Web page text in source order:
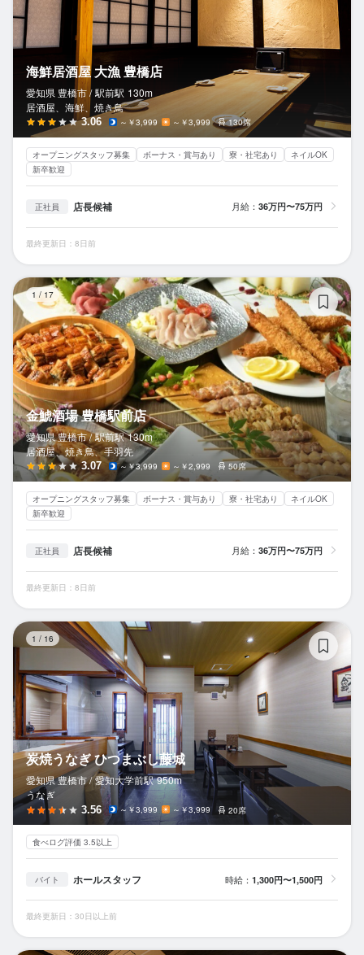
海鮮居酒屋 大漁 豊橋店
愛知県 豊橋市 / 駅前駅 130m
居酒屋、海鮮、焼き鳥
3.06 ～￥3,999 ～￥3,999 130席
オープニングスタッフ募集 ボーナス・賞与あり 寮・社宅あり
ネイルOK
新卒歓迎
正社員 店長候補 月給： 36万円〜75万円
最終更新日：8日前
1 / 17
金鯱酒場 豊橋駅前店
愛知県 豊橋市 / 駅前駅 130m
居酒屋、焼き鳥、手羽先
3.07 ～￥3,999 ～￥2,999 50席
オープニングスタッフ募集 ボーナス・賞与あり 寮・社宅あり
ネイルOK
新卒歓迎
正社員 店長候補 月給： 36万円〜75万円
最終更新日：8日前
1 / 16
炭焼うなぎ ひつまぶし藤城
愛知県 豊橋市 / 愛知大学前駅 950m
うなぎ
3.56 ～￥3,999 ～￥3,999 20席
食べログ評価 3.5以上
バイト ホールスタッフ 時給： 1,300円〜1,500円
最終更新日：30日以上前